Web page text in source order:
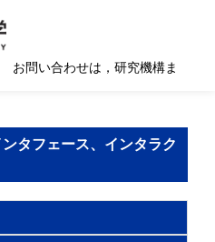
お問い合わせは，研究機構ま
タフェース、インタラク